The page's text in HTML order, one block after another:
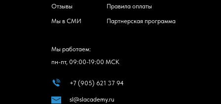
Мы работаем:
пн-пт, 09:00-19:00 МСК
+7 (905) 621 37 94
Правила оплаты
Партнерская программа
Отзывы
Мы в СМИ
sl@slacademy.ru